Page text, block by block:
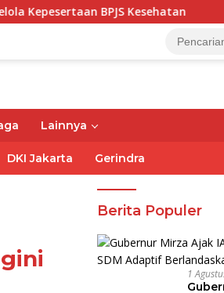
BPJS Kesehatan Pemprov
Lainnya
DKI Jakarta Gerindra
Berita Populer
1